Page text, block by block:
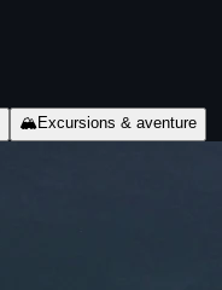
🏔Excursions & aventure